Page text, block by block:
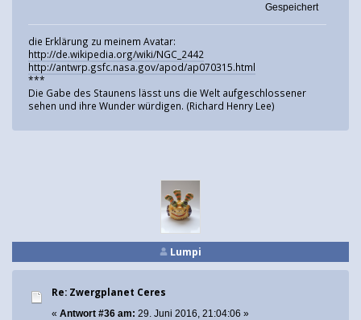
Gespeichert
die Erklärung zu meinem Avatar:
http://de.wikipedia.org/wiki/NGC_2442
http://antwrp.gsfc.nasa.gov/apod/ap070315.html
***
Die Gabe des Staunens lässt uns die Welt aufgeschlossener
sehen und ihre Wunder würdigen. (Richard Henry Lee)
Lumpi
Re: Zwergplanet Ceres
« Antwort #36 am: 29. Juni 2016, 21:04:06 »